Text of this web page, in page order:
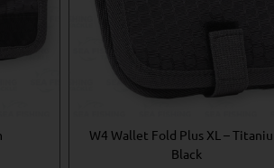
W4 Wallet Fold Plus XL –
Black